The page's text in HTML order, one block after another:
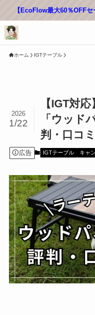
【EcoFlow最大60％OFFセ
ホーム IGTテーブル
【IGT対
「ウッド
判・口コミ
2026
1/22
広告 IGTテーブル キャ